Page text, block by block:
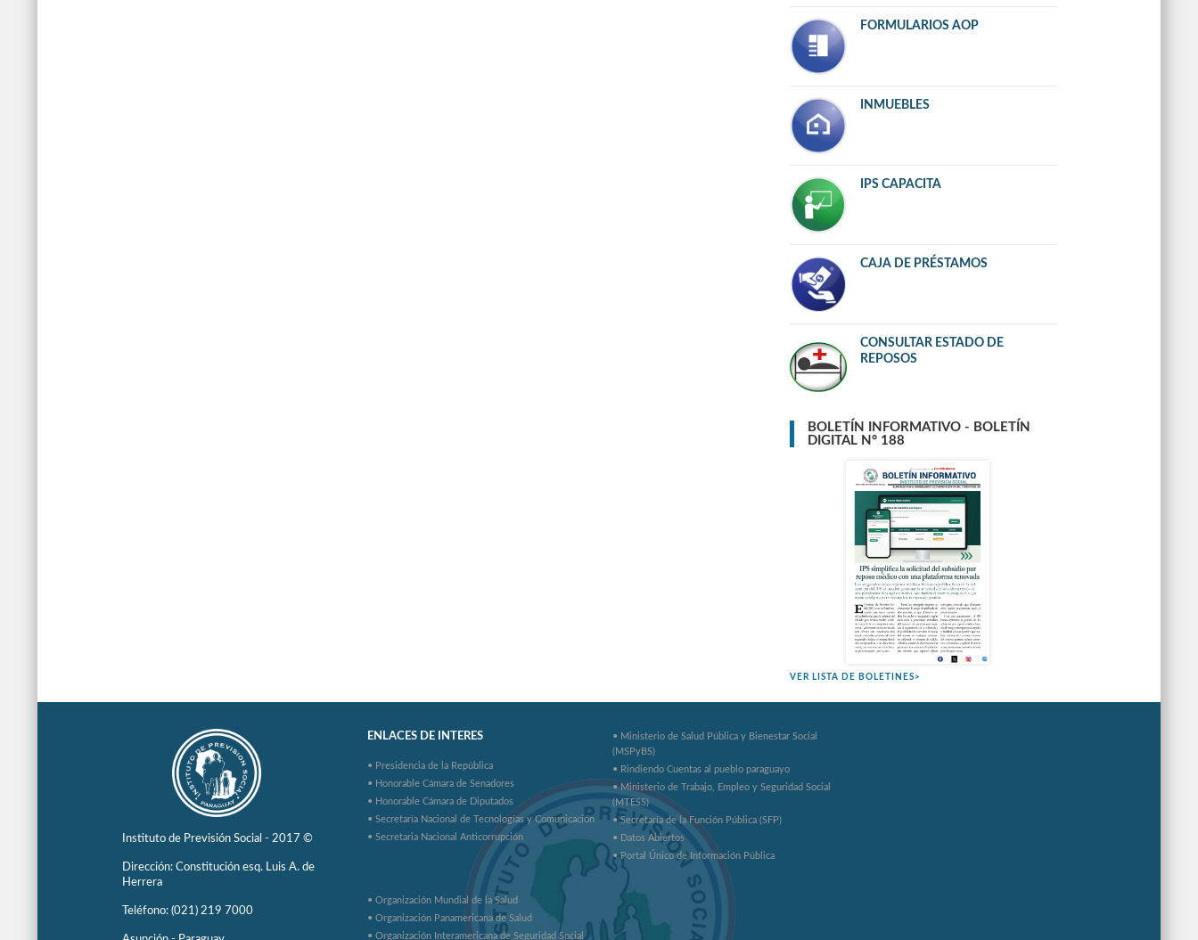
FORMULARIOS AOP
INMUEBLES
IPS CAPACITA
CAJA DE PRÉSTAMOS
CONSULTAR ESTADO DE
REPOSOS
BOLETÍN INFORMATIVO - BOLETÍN
DIGITAL N° 188
VER LISTA DE BOLETINES>
Instituto de Previsión Social - 2017 ©
Dirección: Constitución esq. Luis A. de
Herrera
Teléfono: (021) 219 7000
ENLACES DE INTERES
• Presidencia de la República
• Honorable Cámara de Senadores
• Honorable Cámara de Diputados
• Secretaría Nacional de Tecnologías y Comunicación
• Secretaria Nacional Anticorrupción
• Ministerio de Salud Pública y Bienestar Social
(MSPyBS)
• Rindiendo Cuentas al pueblo paraguayo
• Ministerio de Trabajo, Empleo y Seguridad Social
(MTESS)
• Secretaría de la Función Pública (SFP)
• Datos Abiertos
• Portal Único de Información Pública
• Organización Mundial de la Salud
• Organización Panamericana de Salud
• Organización Interamericana de Seguridad Social